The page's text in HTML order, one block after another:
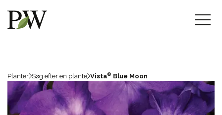
Planter Søg efter en plante Vista® Blue Moon